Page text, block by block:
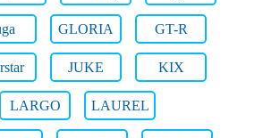
GLORIA GT-R
JUKE KIX
LARGO LAUREL